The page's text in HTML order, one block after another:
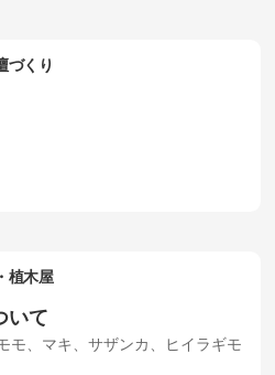
づくり
植木屋
いて
モ、マキ、サザンカ、ヒイラギモ